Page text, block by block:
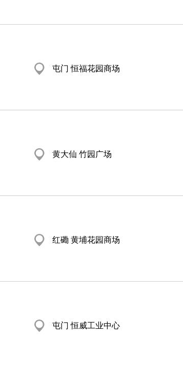
屯门 恒福花园商场
黄大仙 竹园广场
红磡 黄埔花园商场
屯门 恒威工业中心